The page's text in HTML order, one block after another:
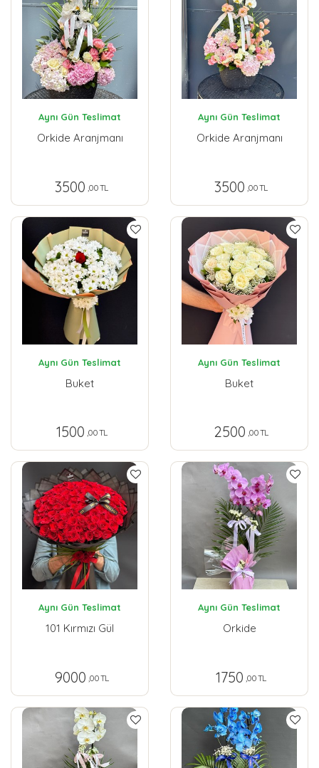
Aynı Gün Teslimat
Orkide Aranjmanı
3500 ,00 TL
Aynı Gün Teslimat
Orkide Aranjmanı
3500 ,00 TL
Aynı Gün Teslimat
Buket
1500 ,00 TL
Aynı Gün Teslimat
Buket
2500 ,00 TL
Aynı Gün Teslimat
101 Kırmızı Gül
9000 ,00 TL
Aynı Gün Teslimat
Orkide
1750 ,00 TL